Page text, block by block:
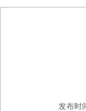
发布时